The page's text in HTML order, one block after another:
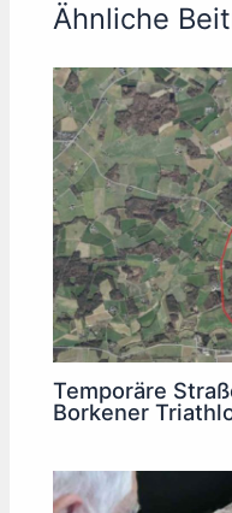
Ähnliche
Temporäre
Borkener